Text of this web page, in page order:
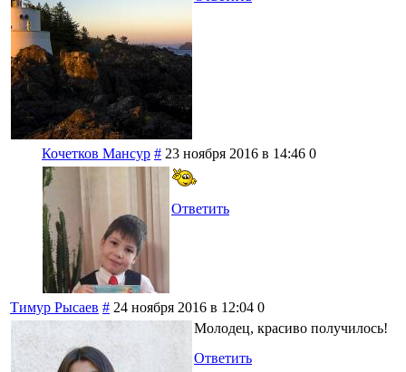
Кочетков Мансур # 23 ноября 2016 в 14:46 0
Ответить
Тимур Рысаев # 24 ноября 2016 в 12:04 0
Молодец, красиво получилось!
Ответить